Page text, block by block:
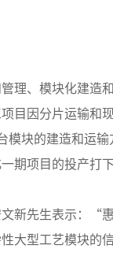
理、模块化建造
目因分片运输和
模块的建造和运
期项目的投产打下
新先生表示：“
大型工艺模块的